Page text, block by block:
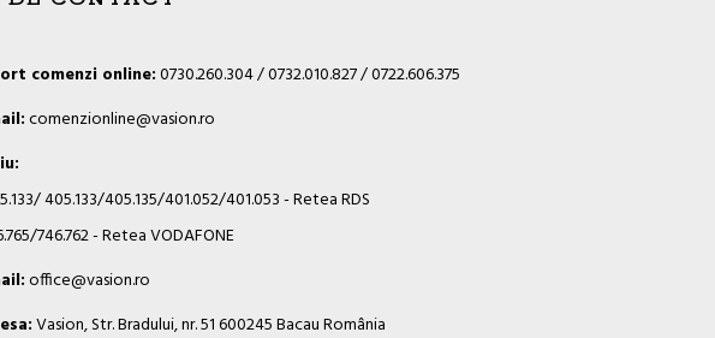
comenzi online:0730.260.304 / 0732.010.827 / 0722.606.375
comenzionline@vasion.ro
405.133/405.135/401.052/401.053 - Retea RDS
746.762 - Retea VODAFONE
office@vasion.ro
Vasion, Str. Bradului, nr. 51 600245 Bacau România